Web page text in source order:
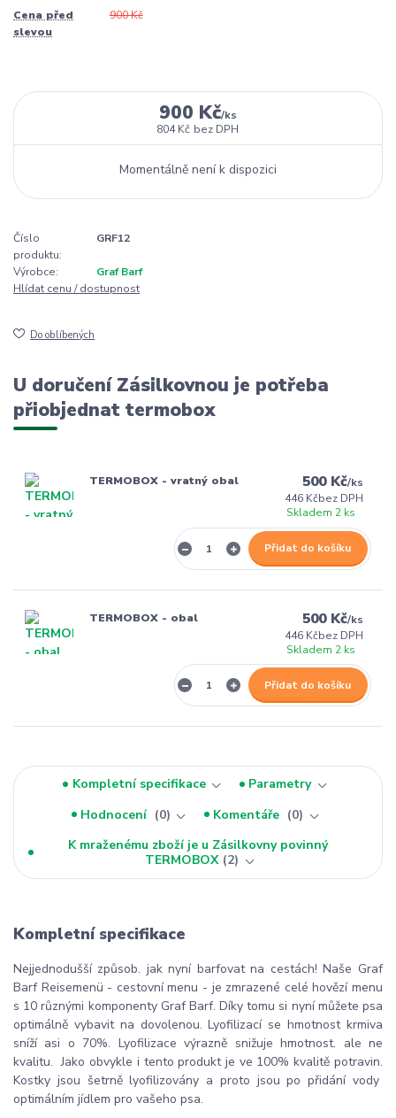
Cena před
slevou
900 Kč
900 Kč/ks
804 Kč bez DPH
Momentálně není k dispozici
Číslo
produktu:
GRF12
Výrobce:
Graf Barf
Hlídat cenu / dostupnost
Do oblíbených
U doručení Zásilkovnou je potřeba
přiobjednat termobox
TERMOBOX - vratný obal 500 Kč/ks
446 Kčbez DPH
Skladem 2 ks
Přidat do košíku
TERMOBOX - obal 500 Kč/ks
446 Kčbez DPH
Skladem 2 ks
Přidat do košíku
Kompletní specifikace
Parametry
Hodnocení
0 Komentáře
0
K mraženému zboží je u Zásilkovny povinný
TERMOBOX 2
Kompletní specifikace
Nejjednodušší způsob. jak nyní barfovat na cestách! Naše Graf
Barf Reisemenü - cestovní menu - je zmrazené celé hovězí menu
s 10 různými komponenty Graf Barf. Díky tomu si nyní můžete psa
optimálně vybavit na dovolenou. Lyofilizací se hmotnost krmiva
sníží asi o 70%. Lyofilizace výrazně snižuje hmotnost. ale ne
kvalitu. Jako obvykle i tento produkt je ve 100% kvalitě potravin.
Kostky jsou šetrně lyofilizovány a proto jsou po přidání vody
optimálním jídlem pro vašeho psa.